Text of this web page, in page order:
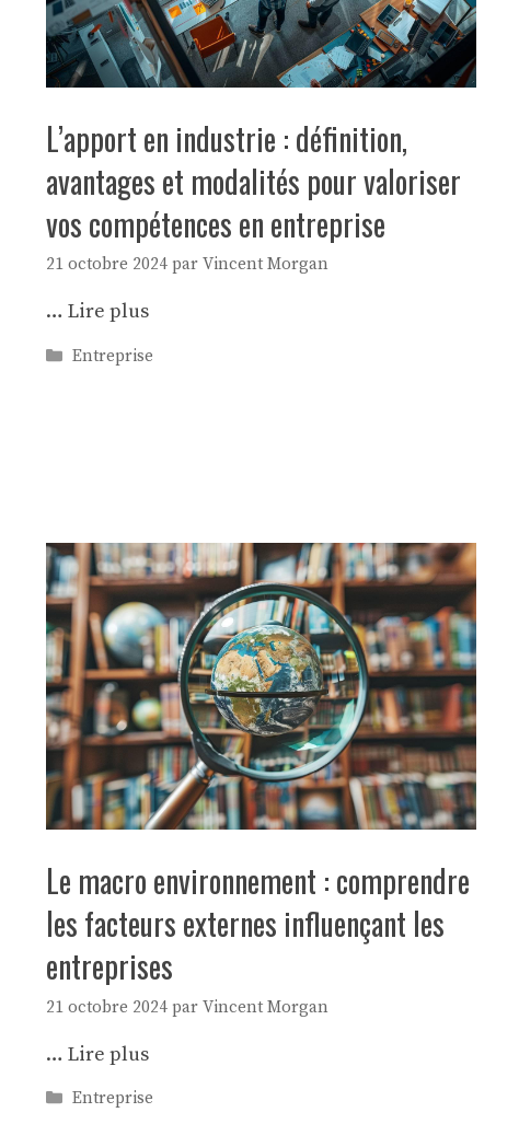
L’apport en industrie : définition,
avantages et modalités pour valoriser
vos compétences en entreprise
21 octobre 2024 par Vincent Morgan
… Lire plus
Catégories
Entreprise
Le macro environnement : comprendre
les facteurs externes influençant les
entreprises
21 octobre 2024 par Vincent Morgan
… Lire plus
Catégories
Entreprise